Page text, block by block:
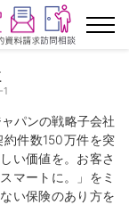
パンの戦略子会社
件数150万件を突
い価値を。お客さ
マートに。」をミ
い保険のあり方を